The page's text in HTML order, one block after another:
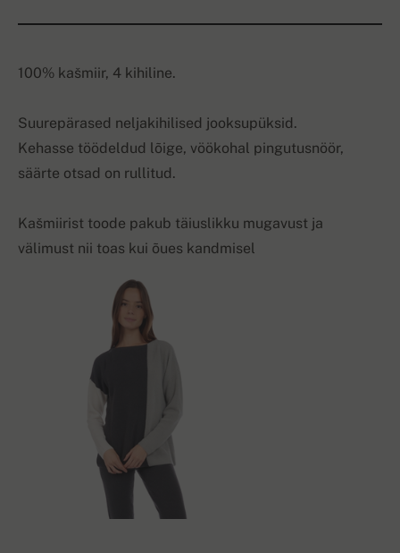
100% kašmiir, 4 kihiline.
Suurepärased neljakihilised jooksupüksid.
Kehasse töödeldud lõige, vöökohal pingutusnöör,
säärte otsad on rullitud.
Kašmiirist toode pakub täiuslikku mugavust ja
välimust nii toas kui õues kandmisel